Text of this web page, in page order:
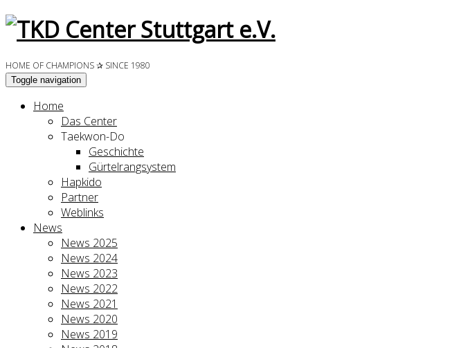
HOME OF CHAMPIONS ✰ SINCE 1980
Toggle navigation
Home
Das Center
Taekwon-Do
Geschichte
Gürtelrangsystem
Hapkido
Partner
Weblinks
News
News 2025
News 2024
News 2023
News 2022
News 2021
News 2020
News 2019